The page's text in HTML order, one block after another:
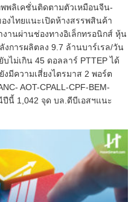
พลิเคชั่นติดตามตัวเหมือนจีน-
งไทยแนะเปิดห้างสรรพสินค้า
านผ่านช่องทางอิเล็กทรอนิกส์ หุ้น
การผลิตลง 9.7 ล้านบาร์เรล/วัน
ม่เกิน 45 ดอลลาร์ PTTEP ได้
มีความเสี่ยงไตรมาส 2 พอร์ต
AOT-CPALL-CPF-BEM-
ปีนี้ 1,042 จุด บล.ดีบีเอสฯแนะ